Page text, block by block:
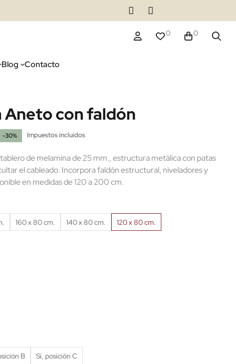
0 0
Blog Contacto
Aneto con faldón
-30% Impuestos incluidos
de melamina de 25 mm., estructura metálica con patas
el cableado. Incorpora faldón estructural, niveladores y
en medidas de 120 a 200 cm.
160 x 80 cm. 140 x 80 cm. 120 x 80 cm.
B Sí, posición C